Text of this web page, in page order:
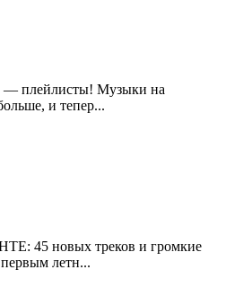
— плейлисты! Музыки на
и тепер...
45 новых треков и громкие
летн...